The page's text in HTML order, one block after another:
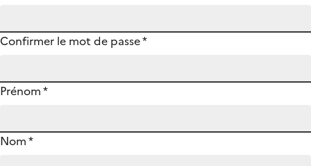
Confirmer le mot de passe*
Prénom*
Nom*